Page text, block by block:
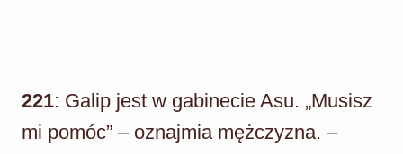
221: Galip jest w gabinecie Asu. „Musisz
mi pomóc” – oznajmia mężczyzna. –